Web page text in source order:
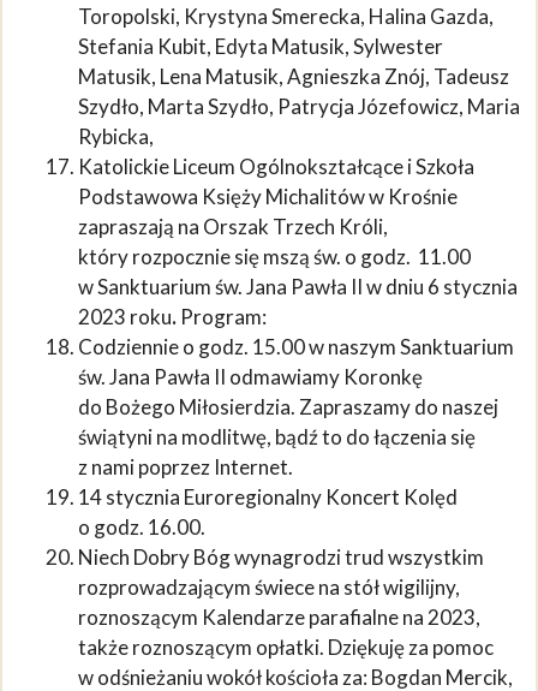
Toropolski, Krystyna Smerecka, Halina Gazda,
Stefania Kubit, Edyta Matusik, Sylwester
Matusik, Lena Matusik, Agnieszka Znój, Tadeusz
Szydło, Marta Szydło, Patrycja Józefowicz, Maria
Rybicka,
Katolickie Liceum Ogólnokształcące i Szkoła
Podstawowa Księży Michalitów w Krośnie
zapraszają na Orszak Trzech Króli,
który rozpocznie się mszą św. o godz. 11.00
w Sanktuarium św. Jana Pawła II w dniu 6 stycznia
2023 roku. Program:
Codziennie o godz. 15.00 w naszym Sanktuarium
św. Jana Pawła II odmawiamy Koronkę
do Bożego Miłosierdzia. Zapraszamy do naszej
świątyni na modlitwę, bądź to do łączenia się
z nami poprzez Internet.
14 stycznia Euroregionalny Koncert Kolęd
o godz. 16.00.
Niech Dobry Bóg wynagrodzi trud wszystkim
rozprowadzającym świece na stół wigilijny,
roznoszącym Kalendarze parafialne na 2023,
także roznoszącym opłatki. Dziękuję za pomoc
w odśnieżaniu wokół kościoła za: Bogdan Mercik,